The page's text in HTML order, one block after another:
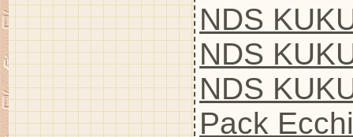
NDS
NDS
NDS
Pack Ecchi